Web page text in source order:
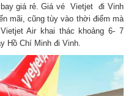
giá rẻ. Giá vé Vietjet đi Vinh
mãi, cũng tùy vào thời điểm mà
Air khai thác khoảng 6- 7
Hồ Chí Minh đi Vinh.